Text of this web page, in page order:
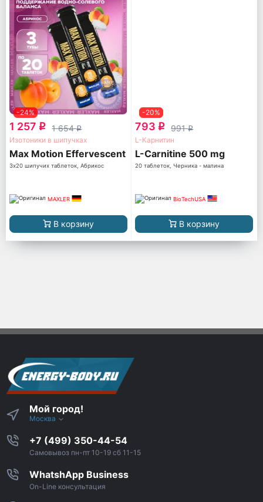
-24%
1 257 q 1 654q
Изотоники в шипучках
Max Motion Effervescent
3х20 шипучих таблеток, Абрикос
MAXLER
В корзину
-20%
793 q 991q
L-Карнитин
L-Carnitine 500 mg
20 таблеток, Черника - малина
BioTechUSA
В корзину
Мой город!
Москва
+7 (499) 350-44-54
Самовывоз пн-пт 10-19 сб 11-15
WhatshApp Business
On-Line консультация